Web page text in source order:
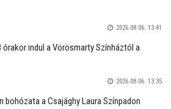
2026.08.06. 13:41
órakor indul a Vörösmarty Színháztól a
2026.08.06. 13:35
bohózata a Csajághy Laura Színpadon